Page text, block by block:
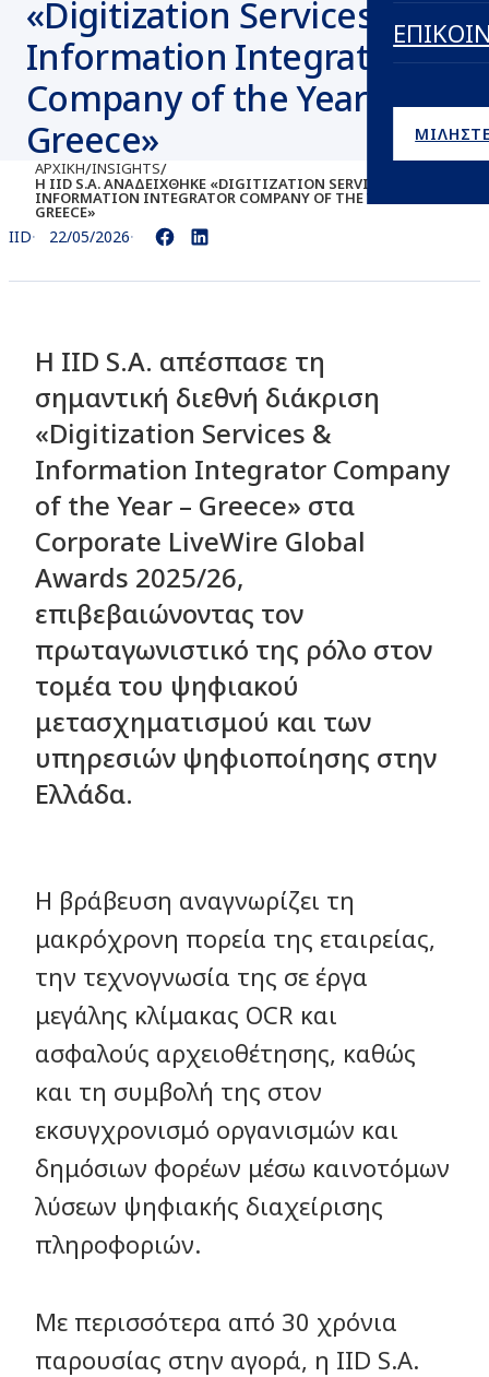
«Digitization Services &
Information Integrator
Company of the Year –
Greece»
ΑΡΧΙΚΉ/INSIGHTS/
Η IID S.A. ΑΝΑΔΕΊΧΘΗΚΕ «DIGITIZATION SERVICES &
INFORMATION INTEGRATOR COMPANY OF THE YEAR –
GREECE»
IID 22/05/2026
Η IID S.A. απέσπασε τη
σημαντική διεθνή διάκριση
«Digitization Services &
Information Integrator Company
of the Year – Greece» στα
Corporate LiveWire Global
Awards 2025/26,
επιβεβαιώνοντας τον
πρωταγωνιστικό της ρόλο στον
τομέα του ψηφιακού
μετασχηματισμού και των
υπηρεσιών ψηφιοποίησης στην
Ελλάδα.
Η βράβευση αναγνωρίζει τη
μακρόχρονη πορεία της εταιρείας,
την τεχνογνωσία της σε έργα
μεγάλης κλίμακας OCR και
ασφαλούς αρχειοθέτησης, καθώς
και τη συμβολή της στον
εκσυγχρονισμό οργανισμών και
δημόσιων φορέων μέσω καινοτόμων
λύσεων ψηφιακής διαχείρισης
πληροφοριών.
Με περισσότερα από 30 χρόνια
παρουσίας στην αγορά, η IID S.A.